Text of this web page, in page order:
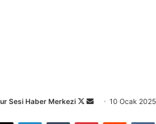
Sesi Haber Merkezi
F
10 Ocak 2025